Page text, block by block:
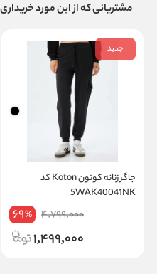
مشتریانی که از این مورد
جدید
جاگر زنانه کوتون Koton کد
5WAK40041NK
4,799,000
69%
1,499,000